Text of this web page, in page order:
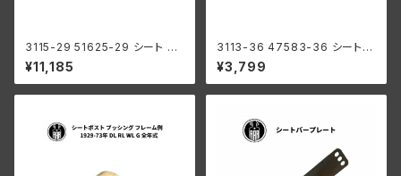
3115-29 51625-29 シート プ
ランジャー チューブ ハーレーダ
ビッドソン 1929-73年 DL VL
RL WL G 白メッキ
¥11,185
3113-36 47583-36 シートポ
スト ブッシング フレーム側 30
mm レプリカシートポスト ハー
レーダビッドソン 1936-74年 E
¥3,799